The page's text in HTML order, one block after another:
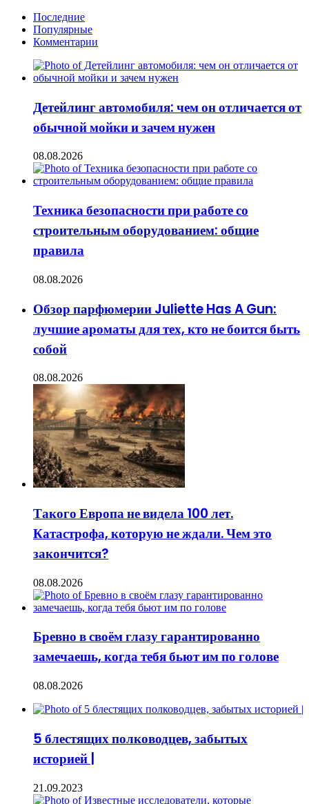
Последние
Популярные
Комментарии
Детейлинг автомобиля: чем он отличается от
обычной мойки и зачем нужен
08.08.2026
Техника безопасности при работе со
строительным оборудованием: общие
правила
08.08.2026
Обзор парфюмерии Juliette Has A Gun:
лучшие ароматы для тех, кто не боится быть
собой
08.08.2026
Такого Европа не видела 100 лет.
Катастрофа, которую не ждали. Чем это
закончится?
08.08.2026
Бревно в своём глазу гарантированно
замечаешь, когда тебя бьют им по голове
08.08.2026
5 блестящих полководцев, забытых
историей |
21.09.2023